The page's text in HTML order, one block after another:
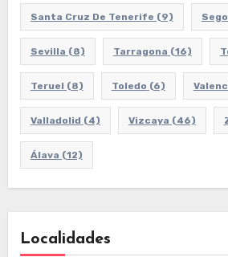
Santa Cruz De Tenerife (9)
Sevilla (8) Tarragona (16)
Teruel (8) Toledo (6)
Valladolid (4) Vizcaya (46)
Álava (12)
Localidades